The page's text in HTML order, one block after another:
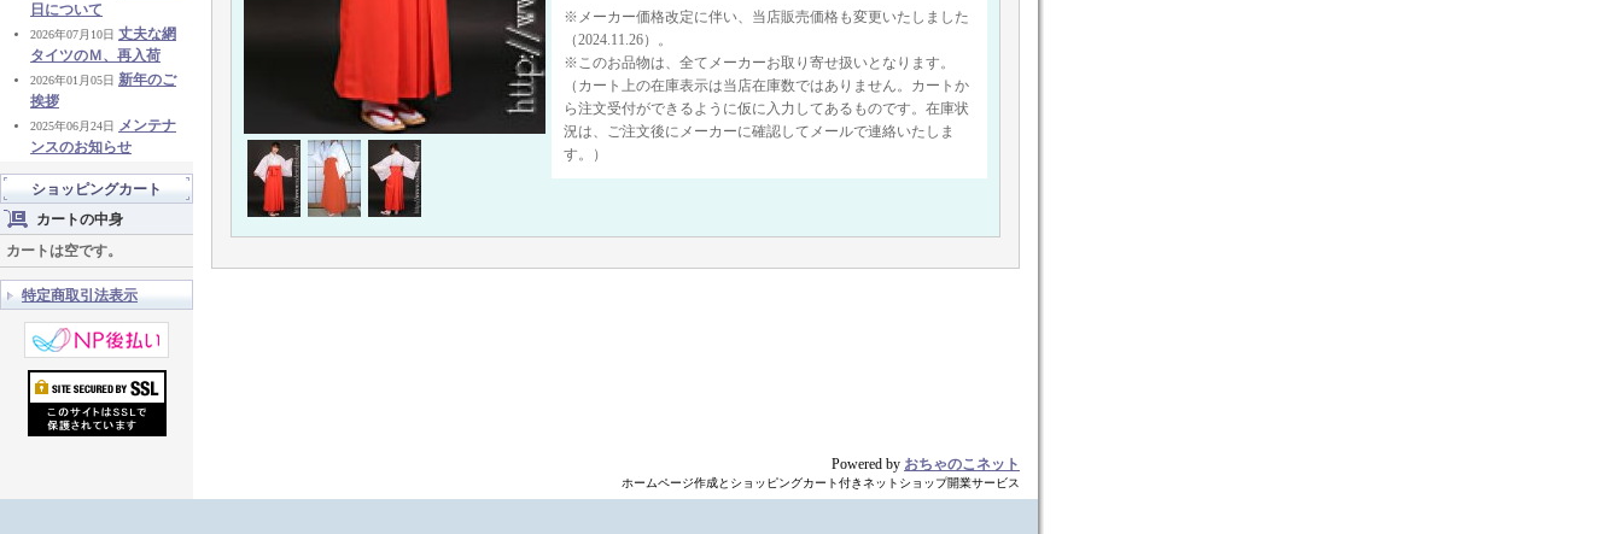
日について
2026年07月10日 丈夫な網
タイツのＭ、再入荷
2026年01月05日 新年のご
挨拶
2025年06月24日 メンテナ
ンスのお知らせ
ショッピングカート
カートの中身
カートは空です。
特定商取引法表示
※メーカー価格改定に伴い、当店販売価格も変更いたしました
（2024.11.26）。
※このお品物は、全てメーカーお取り寄せ扱いとなります。
（カート上の在庫表示は当店在庫数ではありません。カートか
ら注文受付ができるように仮に入力してあるものです。在庫状
況は、ご注文後にメーカーに確認してメールで連絡いたしま
す。）
Powered by おちゃのこネット
ホームページ作成とショッピングカート付きネットショップ開業サービス